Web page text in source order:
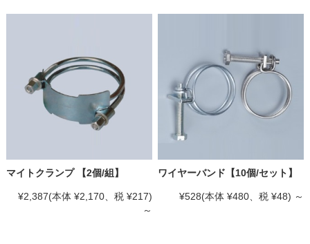
マイトクランプ 【2個/組】
¥2,387(本体 ¥2,170、税 ¥217)
～
ワイヤーバンド【10個/セット】
¥528(本体 ¥480、税 ¥48) ～